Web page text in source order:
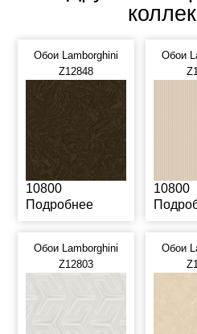
Обои Lamborghini
Z12848
10800
Подробнее
Обои
10800
Обои Lamborghini
Z12803
Обои